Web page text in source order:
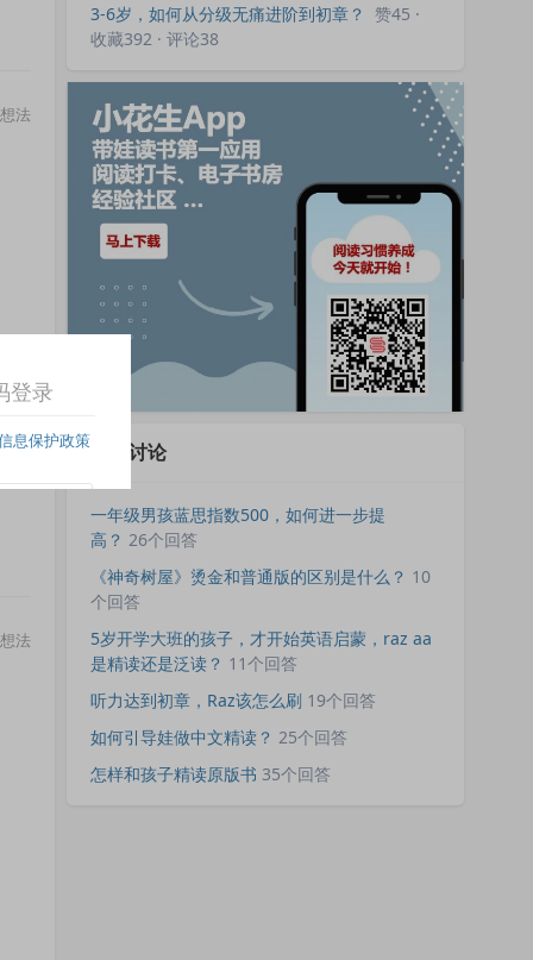
想法
想法
3-6岁，如何从分级无痛进阶到初章？
赞45 ·
收藏392 · 评论38
相关讨论
一年级男孩蓝思指数500，如何进一步提
高？ 26个回答
《神奇树屋》烫金和普通版的区别是什么？ 10
个回答
5岁开学大班的孩子，才开始英语启蒙，raz aa
是精读还是泛读？ 11个回答
听力达到初章，Raz该怎么刷 19个回答
如何引导娃做中文精读？ 25个回答
怎样和孩子精读原版书 35个回答